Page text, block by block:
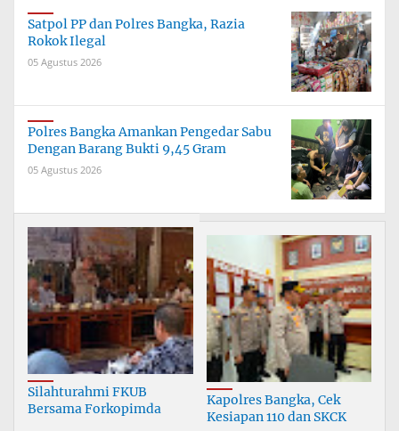
Satpol PP dan Polres Bangka, Razia
Rokok Ilegal
05 Agustus 2026
Polres Bangka Amankan Pengedar Sabu
Dengan Barang Bukti 9,45 Gram
05 Agustus 2026
Silahturahmi FKUB
Bersama Forkopimda
Kapolres Bangka, Cek
Kesiapan 110 dan SKCK